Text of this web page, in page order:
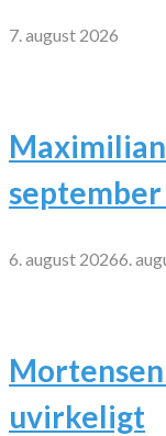
7. august 2026
6. august 20266.
uvirkeligt